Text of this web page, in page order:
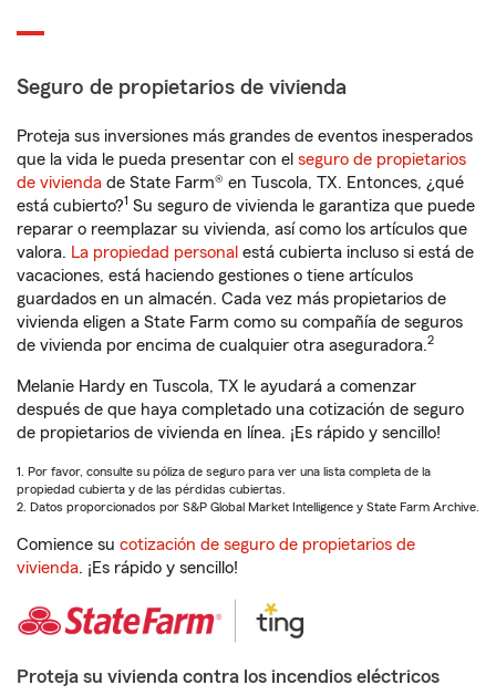
Seguro de propietarios de vivienda
Proteja sus inversiones más grandes de eventos inesperados
que la vida le pueda presentar con el seguro de propietarios
de vivienda de State Farm® en Tuscola, TX. Entonces, ¿qué
está cubierto?1 Su seguro de vivienda le garantiza que puede
reparar o reemplazar su vivienda, así como los artículos que
valora. La propiedad personal está cubierta incluso si está de
vacaciones, está haciendo gestiones o tiene artículos
guardados en un almacén. Cada vez más propietarios de
vivienda eligen a State Farm como su compañía de seguros
de vivienda por encima de cualquier otra aseguradora.2
Melanie Hardy en Tuscola, TX le ayudará a comenzar
después de que haya completado una cotización de seguro
de propietarios de vivienda en línea. ¡Es rápido y sencillo!
1. Por favor, consulte su póliza de seguro para ver una lista completa de la
propiedad cubierta y de las pérdidas cubiertas.
2. Datos proporcionados por S&P Global Market Intelligence y State Farm Archive.
Comience su cotización de seguro de propietarios de
vivienda. ¡Es rápido y sencillo!
Proteja su vivienda contra los incendios eléctricos